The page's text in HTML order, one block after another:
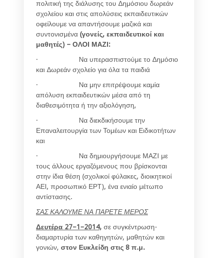
πολιτική της διάλυσης του Δημόσιου δωρεάν
σχολείου και στις απολύσεις εκπαιδευτικών
οφείλουμε να απαντήσουμε μαζικά και
συντονισμένα (γονείς, εκπαιδευτικοί και
μαθητές) – ΟΛΟΙ ΜΑΖΙ:
· Να υπερασπιστούμε το Δημόσιο
και Δωρεάν σχολείο για όλα τα παιδιά
· Να μην επιτρέψουμε καμία
απόλυση εκπαιδευτικών μέσα από τη
διαθεσιμότητα ή την αξιολόγηση,
· Να διεκδικήσουμε την
Επαναλειτουργία των Τομέων και Ειδικοτήτων
και
· Να δημιουργήσουμε ΜΑΖΙ με
τους άλλους εργαζόμενους που βρίσκονται
στην ίδια θέση (σχολικοί φύλακες, διοικητικοί
ΑΕΙ, προσωπικό ΕΡΤ), ένα ενιαίο μέτωπο
αντίστασης.
ΣΑΣ ΚΑΛΟΥΜΕ ΝΑ ΠΑΡΕΤΕ ΜΕΡΟΣ
Δευτέρα 27–1–2014, σε συγκέντρωση-
διαμαρτυρία των καθηγητών, μαθητών και
γονιών, στον Ευκλείδη στις 8 π.μ.